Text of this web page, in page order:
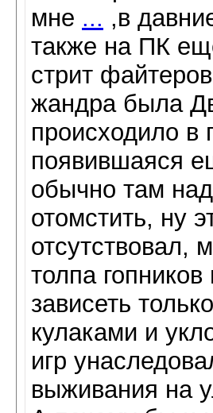
мне ... ,в
также на ПК
стрит
жандра была
происходило в
появившаяся
обычно там
отомстить, ну
отсутствовал,
толпа
зависеть
кулаками и
игр
выживания на